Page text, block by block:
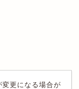
更になる場合が